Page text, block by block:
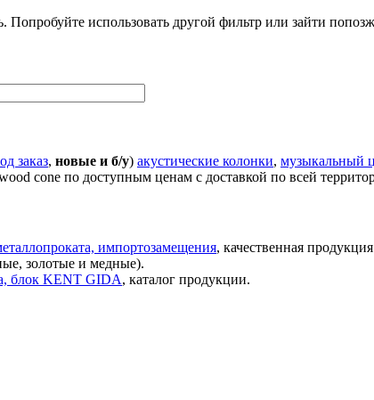
использовать другой фильтр или зайти
заказ, новые и б/у) акустические колонки, музыкальный
cone по доступным ценам с доставкой по всей
импортозамещения, качественная
золотые и медные).
блок KENT GIDA, каталог продукции.